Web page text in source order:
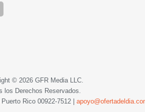
© 2026 GFR Media LLC.
los Derechos Reservados.
Puerto Rico 00922-7512